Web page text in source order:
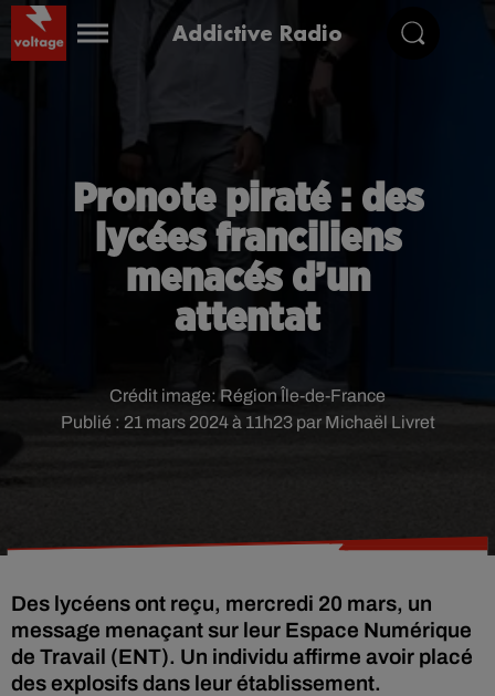
Addictive Radio
Pronote piraté : des
lycées franciliens
menacés d’un
attentat
Publié : 21 mars 2024 à 11h23 par Michaël Livret
Crédit image: Région Île-de-France
Des lycéens ont reçu, mercredi 20 mars, un
message menaçant sur leur Espace Numérique
de Travail (ENT). Un individu affirme avoir placé
des explosifs dans leur établissement.